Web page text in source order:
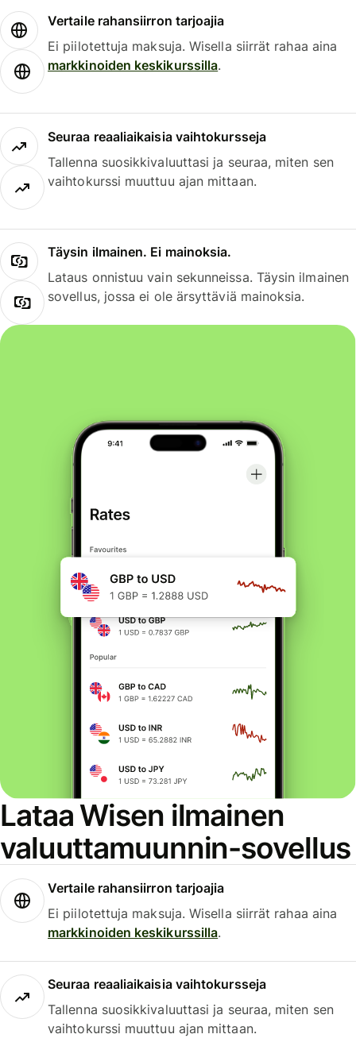
Vertaile rahansiirron tarjoajia
Ei piilotettuja maksuja. Wisella siirrät rahaa aina
markkinoiden keskikurssilla.
Seuraa reaaliaikaisia vaihtokursseja
Tallenna suosikkivaluuttasi ja seuraa, miten sen
vaihtokurssi muuttuu ajan mittaan.
Täysin ilmainen. Ei mainoksia.
Lataus onnistuu vain sekunneissa. Täysin ilmainen
sovellus, jossa ei ole ärsyttäviä mainoksia.
Lataa Wisen ilmainen
valuuttamuunnin-sovellus
Vertaile rahansiirron tarjoajia
Ei piilotettuja maksuja. Wisella siirrät rahaa aina
markkinoiden keskikurssilla.
Seuraa reaaliaikaisia vaihtokursseja
Tallenna suosikkivaluuttasi ja seuraa, miten sen
vaihtokurssi muuttuu ajan mittaan.